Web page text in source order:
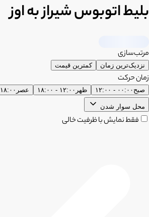
بلیط اتوبوس شیراز به اوز
مرتب‌سازی
نزدیک‌ترین زمان کمترین قیمت
زمان حرکت
صبح ۰۰:۰۰ - ۱۲:۰۰ ظهر ۱۲:۰۰ - ۱۸:۰۰ عصر ۱۸:۰۰ - ۲۴:۰۰
محل سوار شدن
فقط نمایش با ظرفیت خالی